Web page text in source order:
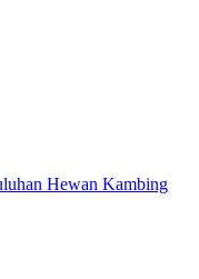
Hewan Kambing